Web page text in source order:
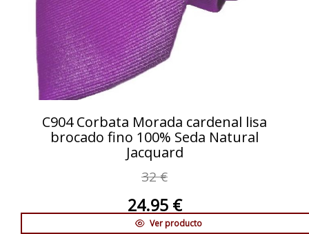
C904 Corbata Morada cardenal lisa
brocado fino 100% Seda Natural
Jacquard
32 €
24.95 €
Ver producto